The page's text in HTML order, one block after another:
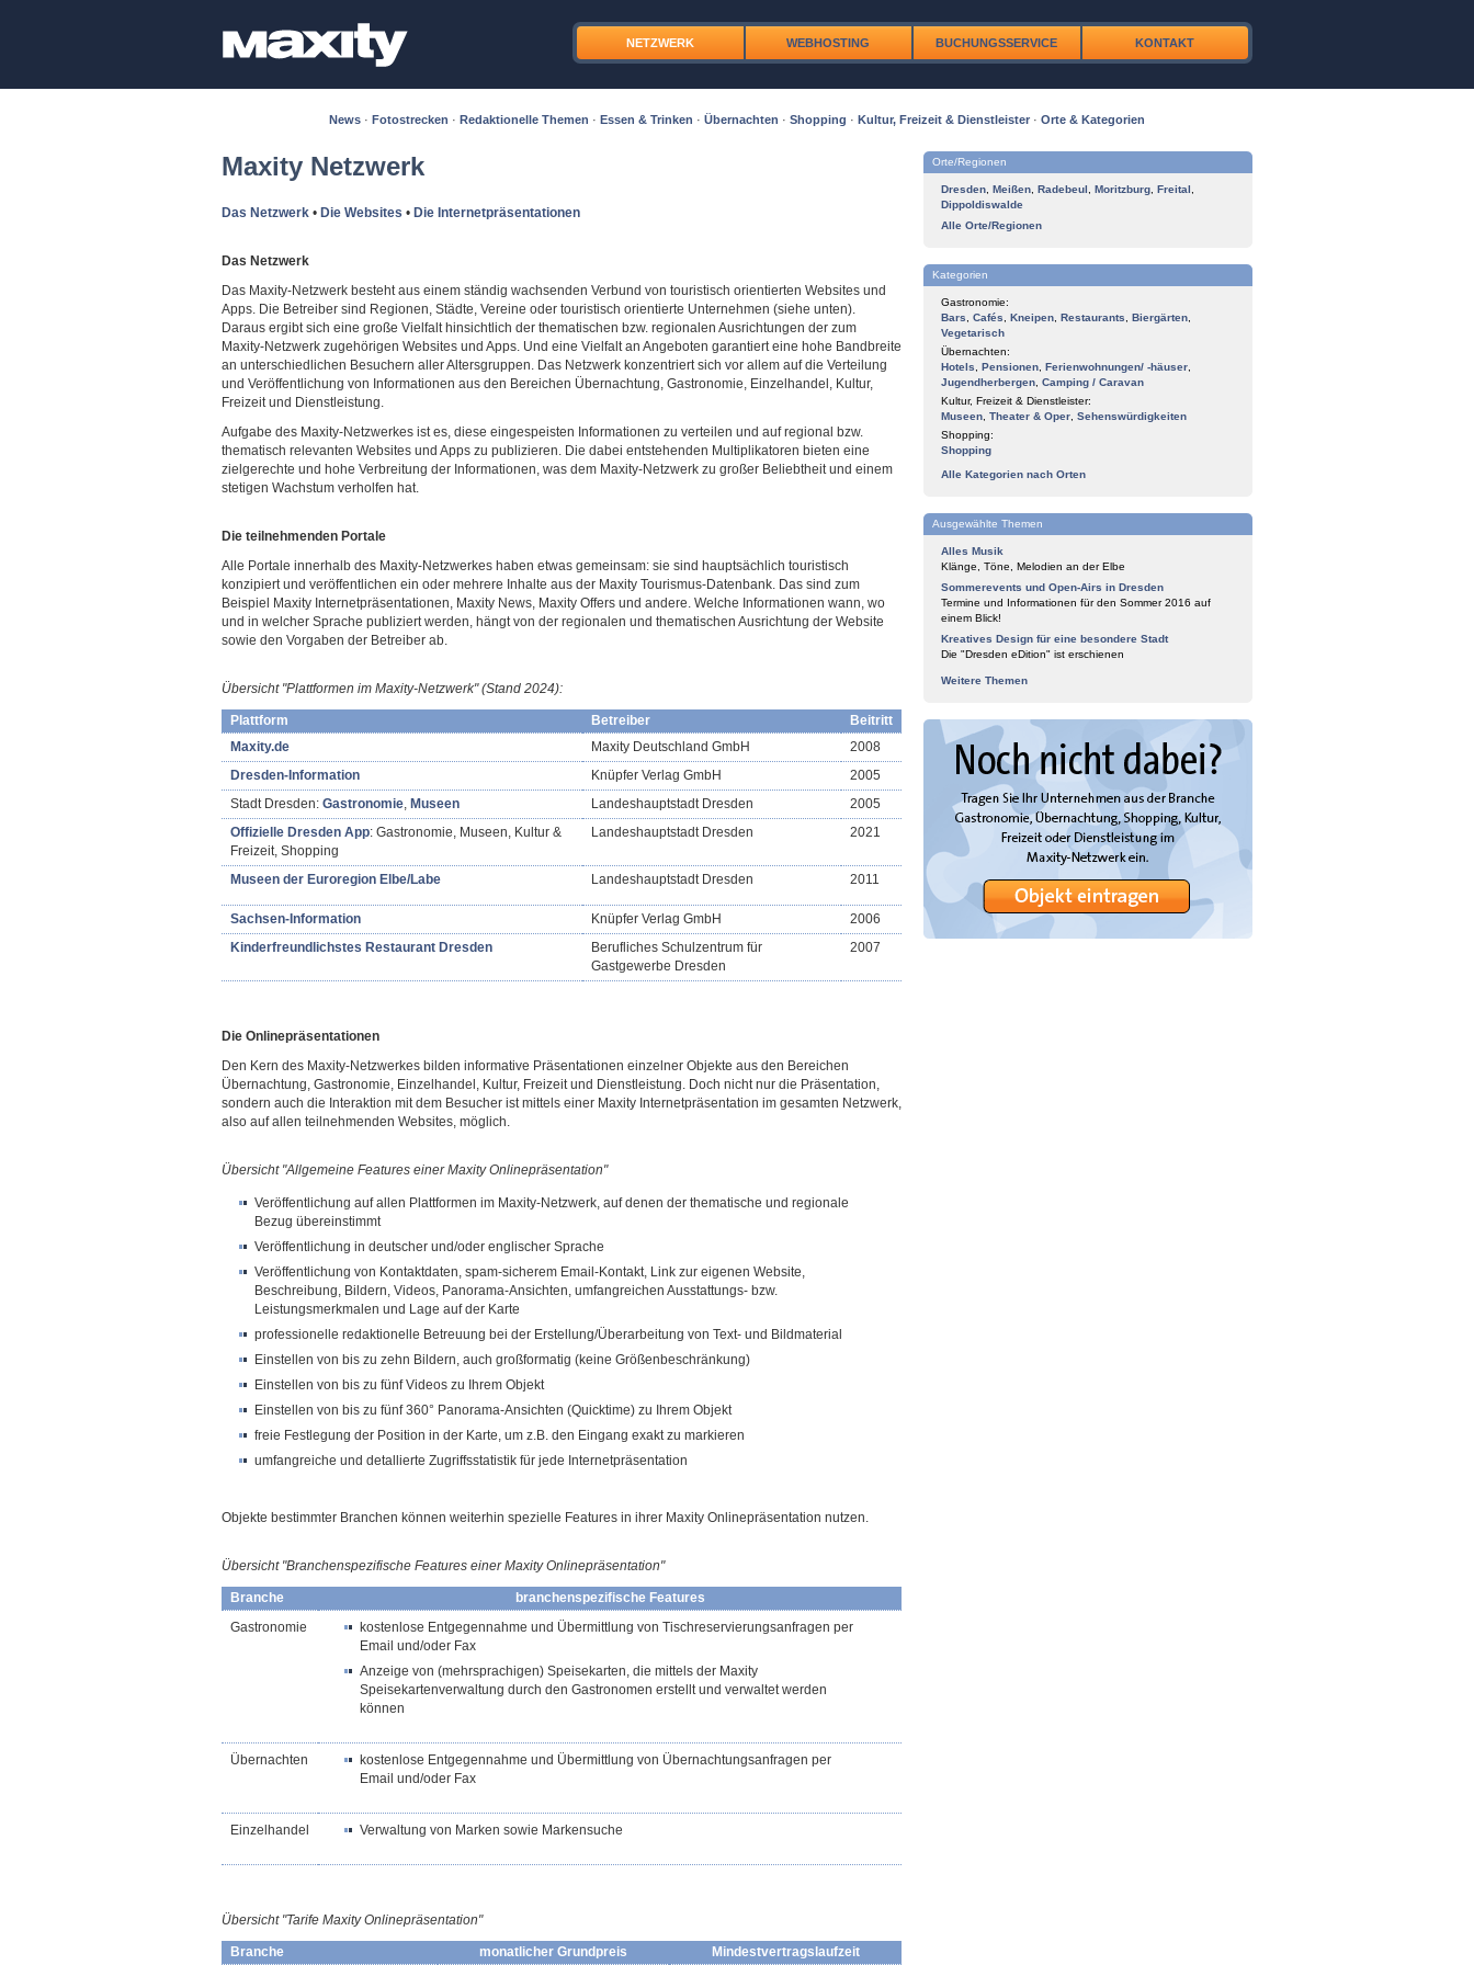
NETZWERK WEBHOSTING BUCHUNGSSERVICE KONTAKT
News · Fotostrecken · Redaktionelle Themen · Essen & Trinken · Übernachten · Shopping · Kultur, Freizeit & Dienstleister · Orte & Kategorien
Maxity Netzwerk
Das Netzwerk • Die Websites • Die Internetpräsentationen
Das Netzwerk
Das Maxity-Netzwerk besteht aus einem ständig wachsenden Verbund von touristisch orientierten Websites und
Apps. Die Betreiber sind Regionen, Städte, Vereine oder touristisch orientierte Unternehmen (siehe unten).
Daraus ergibt sich eine große Vielfalt hinsichtlich der thematischen bzw. regionalen Ausrichtungen der zum
Maxity-Netzwerk zugehörigen Websites und Apps. Und eine Vielfalt an Angeboten garantiert eine hohe Bandbreite
an unterschiedlichen Besuchern aller Altersgruppen. Das Netzwerk konzentriert sich vor allem auf die Verteilung
und Veröffentlichung von Informationen aus den Bereichen Übernachtung, Gastronomie, Einzelhandel, Kultur,
Freizeit und Dienstleistung.
Aufgabe des Maxity-Netzwerkes ist es, diese eingespeisten Informationen zu verteilen und auf regional bzw.
thematisch relevanten Websites und Apps zu publizieren. Die dabei entstehenden Multiplikatoren bieten eine
zielgerechte und hohe Verbreitung der Informationen, was dem Maxity-Netzwerk zu großer Beliebtheit und einem
stetigen Wachstum verholfen hat.
Die teilnehmenden Portale
Alle Portale innerhalb des Maxity-Netzwerkes haben etwas gemeinsam: sie sind hauptsächlich touristisch
konzipiert und veröffentlichen ein oder mehrere Inhalte aus der Maxity Tourismus-Datenbank. Das sind zum
Beispiel Maxity Internetpräsentationen, Maxity News, Maxity Offers und andere. Welche Informationen wann, wo
und in welcher Sprache publiziert werden, hängt von der regionalen und thematischen Ausrichtung der Website
sowie den Vorgaben der Betreiber ab.
Übersicht "Plattformen im Maxity-Netzwerk"(Stand 2024):
Plattform Betreiber
Beitritt
Maxity.de
Maxity Deutschland GmbH
2008
Dresden-Information
Knüpfer Verlag GmbH
2005
Stadt Dresden: Gastronomie, Museen Landeshauptstadt Dresden
2005
Offizielle Dresden App: Gastronomie, Museen, Kultur &
Freizeit, Shopping
Landeshauptstadt Dresden 2021
Museen der Euroregion Elbe/Labe Landeshauptstadt Dresden 2011
Sachsen-Information Knüpfer Verlag GmbH
2006
Kinderfreundlichstes Restaurant Dresden
Berufliches Schulzentrum für
Gastgewerbe Dresden
2007
Die Onlinepräsentationen
Den Kern des Maxity-Netzwerkes bilden informative Präsentationen einzelner Objekte aus den Bereichen
Übernachtung, Gastronomie, Einzelhandel, Kultur, Freizeit und Dienstleistung. Doch nicht nur die Präsentation,
sondern auch die Interaktion mit dem Besucher ist mittels einer Maxity Internetpräsentation im gesamten Netzwerk,
also auf allen teilnehmenden Websites, möglich.
Übersicht "Allgemeine Features einer Maxity Onlinepräsentation"
Veröffentlichung auf allen Plattformen im Maxity-Netzwerk, auf denen der thematische und regionale
Bezug übereinstimmt
Veröffentlichung in deutscher und/oder englischer Sprache
Veröffentlichung von Kontaktdaten, spam-sicherem Email-Kontakt, Link zur eigenen Website,
Beschreibung, Bildern, Videos, Panorama-Ansichten, umfangreichen Ausstattungs- bzw.
Leistungsmerkmalen und Lage auf der Karte
professionelle redaktionelle Betreuung bei der Erstellung/Überarbeitung von Text- und Bildmaterial
Einstellen von bis zu zehn Bildern, auch großformatig (keine Größenbeschränkung)
Einstellen von bis zu fünf Videos zu Ihrem Objekt
Einstellen von bis zu fünf 360° Panorama-Ansichten (Quicktime) zu Ihrem Objekt
freie Festlegung der Position in der Karte, um z.B. den Eingang exakt zu markieren
umfangreiche und detallierte Zugriffsstatistik für jede Internetpräsentation
Objekte bestimmter Branchen können weiterhin spezielle Features in ihrer Maxity Onlinepräsentation nutzen.
Übersicht "Branchenspezifische Features einer Maxity Onlinepräsentation"
Branche
branchenspezifische Features
Gastronomie
kostenlose Entgegennahme und Übermittlung von Tischreservierungsanfragen per
Email und/oder Fax
Anzeige von (mehrsprachigen) Speisekarten, die mittels der Maxity
Speisekartenverwaltung durch den Gastronomen erstellt und verwaltet werden
können
Übernachten
kostenlose Entgegennahme und Übermittlung von Übernachtungsanfragen per
Email und/oder Fax
Einzelhandel Verwaltung von Marken sowie Markensuche
Übersicht "Tarife MaxityOnlinepräsentation"
Branche monatlicher Grundpreis Mindestvertragslaufzeit
Orte/Regionen
Dresden Meißen Radebeul Moritzburg Freital
Dippoldiswalde
Alle Orte/Regionen
Kategorien
Gastronomie:
Bars
Cafés Kneipen Restaurants Biergärten
Vegetarisch
Übernachten:
Hotels
Pensionen Ferienwohnungen/ -häuser
Jugendherbergen Camping / Caravan
Kultur, Freizeit & Dienstleister:
Museen Theater & Oper Sehenswürdigkeiten
Shopping:
Shopping
Alle Kategorien nach Orten
Ausgewählte Themen
Alles Musik
Klänge, Töne, Melodien an der Elbe
Sommerevents und Open-Airs in Dresden
Termine und Informationen für den Sommer 2016 auf
einem Blick!
Kreatives Design für eine besondere Stadt
Die "Dresden eDition" ist erschienen
Weitere Themen